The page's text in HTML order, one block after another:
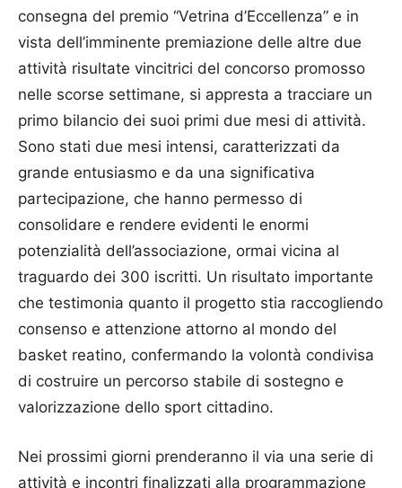
consegna del premio “Vetrina d’Eccellenza” e in
vista dell’imminente premiazione delle altre due
attività risultate vincitrici del concorso promosso
nelle scorse settimane, si appresta a tracciare un
primo bilancio dei suoi primi due mesi di attività.
Sono stati due mesi intensi, caratterizzati da
grande entusiasmo e da una significativa
partecipazione, che hanno permesso di
consolidare e rendere evidenti le enormi
potenzialità dell’associazione, ormai vicina al
traguardo dei 300 iscritti. Un risultato importante
che testimonia quanto il progetto stia raccogliendo
consenso e attenzione attorno al mondo del
basket reatino, confermando la volontà condivisa
di costruire un percorso stabile di sostegno e
valorizzazione dello sport cittadino.
Nei prossimi giorni prenderanno il via una serie di
attività e incontri finalizzati alla programmazione